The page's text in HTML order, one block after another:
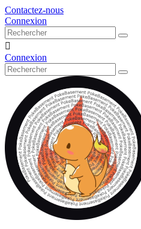
Contactez-nous
Connexion

Connexion